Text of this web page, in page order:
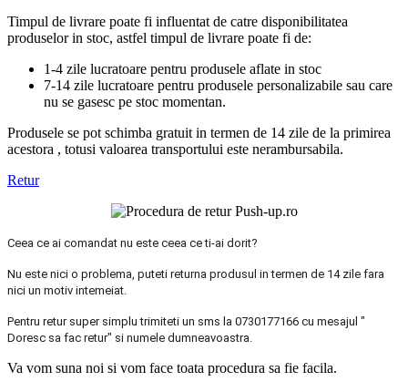
Timpul de livrare poate fi influentat de catre disponibilitatea
produselor in stoc, astfel timpul de livrare poate fi de:
1-4 zile lucratoare pentru produsele aflate in stoc
7-14 zile lucratoare pentru produsele personalizabile sau care
nu se gasesc pe stoc momentan.
Produsele se pot schimba gratuit in termen de 14 zile de la primirea
acestora , totusi valoarea transportului este nerambursabila.
Retur
Ceea ce ai comandat nu este ceea ce ti-ai dorit?
Nu este nici o problema, puteti returna produsul in termen de 14 zile fara
nici un motiv intemeiat.
Pentru retur super simplu trimiteti un sms la 0730177166 cu mesajul "
Doresc sa fac retur" si numele dumneavoastra.
Va vom suna noi si vom face toata procedura sa fie facila.